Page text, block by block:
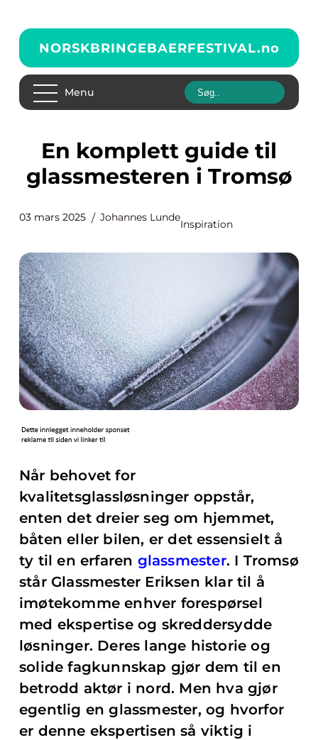
NORSKBRINGEBAERFESTIVAL.no
Menu
En komplett guide til
glassmesteren i Tromsø
03 mars 2025 Johannes Lunde
Inspiration
Når behovet for
kvalitetsglassløsninger oppstår,
enten det dreier seg om hjemmet,
båten eller bilen, er det essensielt å
ty til en erfaren glassmester. I Tromsø
står Glassmester Eriksen klar til å
imøtekomme enhver forespørsel
med ekspertise og skreddersydde
løsninger. Deres lange historie og
solide fagkunnskap gjør dem til en
betrodd aktør i nord. Men hva gjør
egentlig en glassmester, og hvorfor
er denne ekspertisen så viktig i